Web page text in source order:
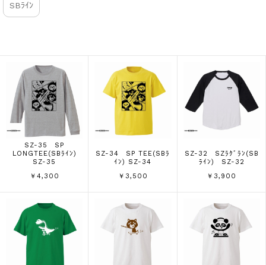
SBﾗｲﾝ
SZ-35 SP
LONGTEE(SBﾗｲﾝ)
SZ-35
￥4,300
SZ-34 SP TEE(SBﾗ
ｲﾝ) SZ-34
￥3,500
SZ-32 SZﾗｸﾞﾗﾝ(SB
ﾗｲﾝ) SZ-32
￥3,900